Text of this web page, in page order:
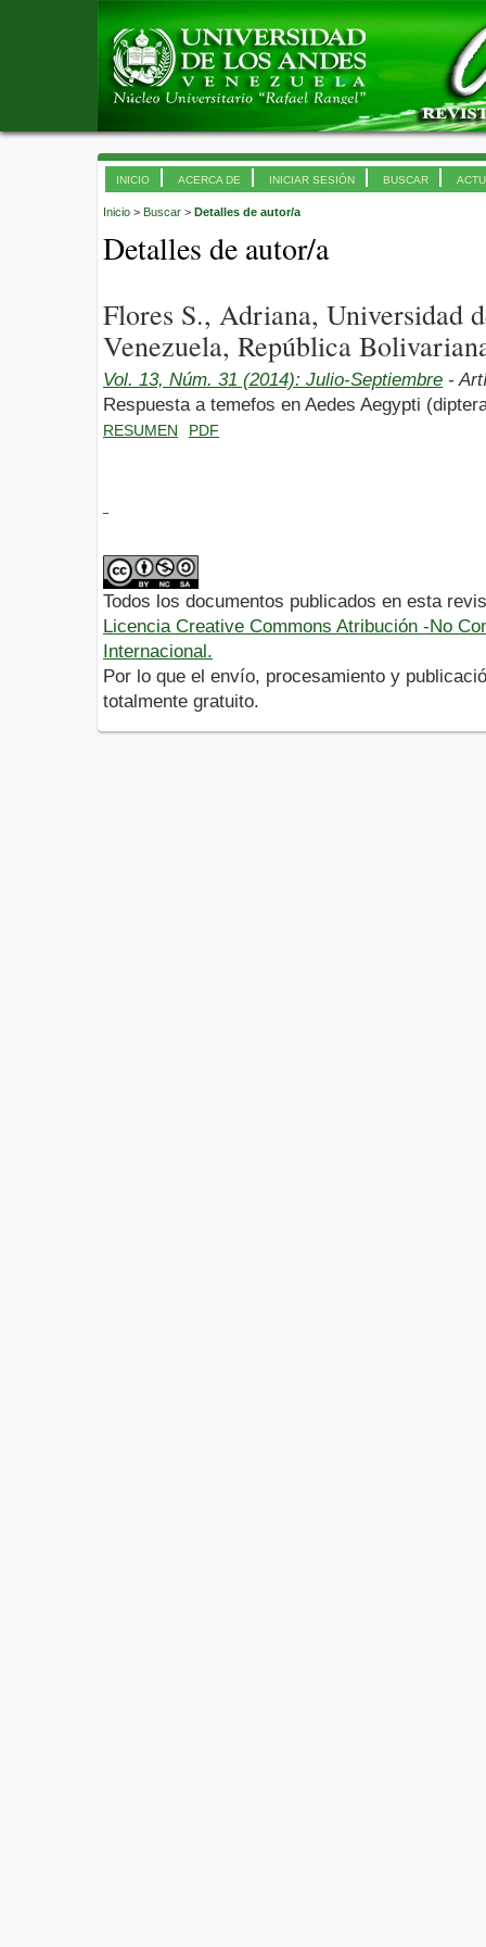
INICIO ACERCA DE INICIAR SESIÓN BUSCAR
Inicio > Buscar > Detalles de autor/a
Detalles de autor/a
Flores S., Adriana, Universidad
Venezuela, República
Vol. 13, Núm. 31 (2014): Julio-Septiembre -
Respuesta a temefos en Aedes Aegypti
RESUMEN PDF
Todos los documentos publicados en esta
Licencia Creative Commons Atribución -No
Internacional.
Por lo que el envío, procesamiento y
totalmente gratuito.